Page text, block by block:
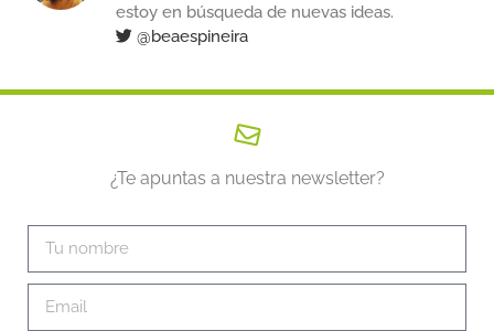
estoy en búsqueda de nuevas ideas.
@beaespineira
¿Te apuntas a nuestra newsletter?